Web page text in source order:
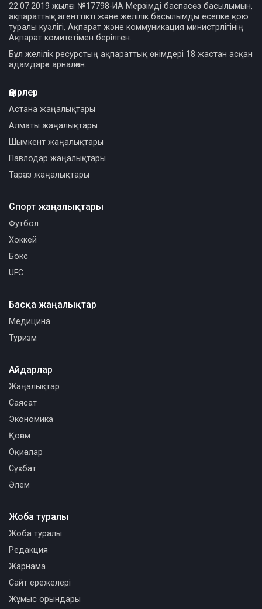
22.07.2019 жылғы №17798-ИА Мерзімді баспасөз басылымын,
ақпараттық агенттікті және желілік басылымды есепке қою
туралы куәлігі, Ақпарат және коммуникация министрлігінің
Ақпарат комитетімен берілген.
Бұл желілік ресурстың ақпараттық өнімдері 18 жастан асқан
адамдарға арналған.
Өңірлер
Астана жаңалықтары
Алматы жаңалықтары
Шымкент жаңалықтары
Павлодар жаңалықтары
Тараз жаңалықтары
Спорт жаңалықтары
Футбол
Хоккей
Бокс
UFC
Басқа жаңалықтар
Медицина
Туризм
Айдарлар
Жаңалықтар
Саясат
Экономика
Қоғам
Оқиғалар
Сұхбат
Әлем
Жоба туралы
Жоба туралы
Редакция
Жарнама
Сайт ережелері
Жұмыс орындары